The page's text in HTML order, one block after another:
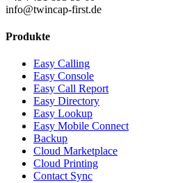
info@twincap-first.de
Produkte
Easy Calling
Easy Console
Easy Call Report
Easy Directory
Easy Lookup
Easy Mobile Connect
Backup
Cloud Marketplace
Cloud Printing
Contact Sync